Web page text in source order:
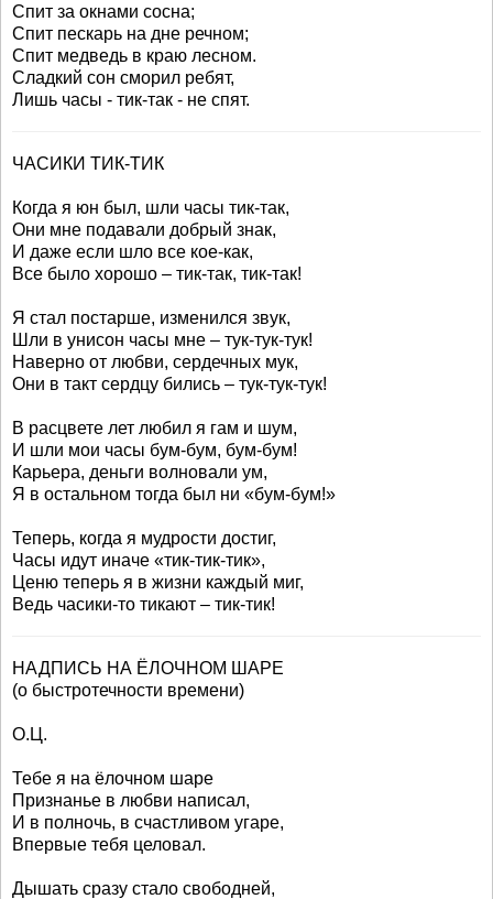
Спит за окнами сосна;
Спит пескарь на дне речном;
Спит медведь в краю лесном.
Сладкий сон сморил ребят,
Лишь часы - тик-так - не спят.
ЧАСИКИ ТИК-ТИК
Когда я юн был, шли часы тик-так,
Они мне подавали добрый знак,
И даже если шло все кое-как,
Все было хорошо – тик-так, тик-так!
Я стал постарше, изменился звук,
Шли в унисон часы мне – тук-тук-тук!
Наверно от любви, сердечных мук,
Они в такт сердцу бились – тук-тук-тук!
В расцвете лет любил я гам и шум,
И шли мои часы бум-бум, бум-бум!
Карьера, деньги волновали ум,
Я в остальном тогда был ни «бум-бум!»
Теперь, когда я мудрости достиг,
Часы идут иначе «тик-тик-тик»,
Ценю теперь я в жизни каждый миг,
Ведь часики-то тикают – тик-тик!
НАДПИСЬ НА ЁЛОЧНОМ ШАРЕ
(о быстротечности времени)
О.Ц.
Тебе я на ёлочном шаре
Признанье в любви написал,
И в полночь, в счастливом угаре,
Впервые тебя целовал.
Дышать сразу стало свободней,